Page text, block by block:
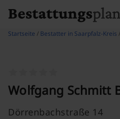
Startseite / Bestatter in Saarpfalz-Kreis
Wolfgang Schmitt
Dörrenbachstraße 14